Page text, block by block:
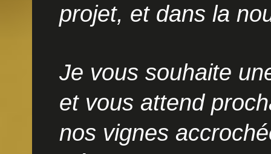
projet, et dans la
Je vous souhaite
et vous attend
nos vignes